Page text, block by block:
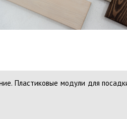
Пластиковые модули для